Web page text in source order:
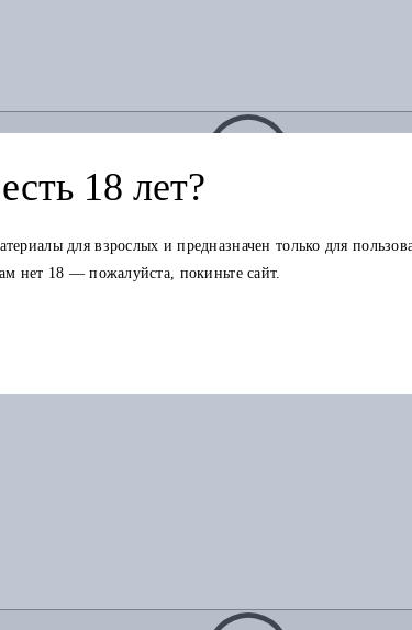
в корзину
18 лет?
для взрослых и предназначен только для
нет 18 — пожалуйста, покиньте сайт.